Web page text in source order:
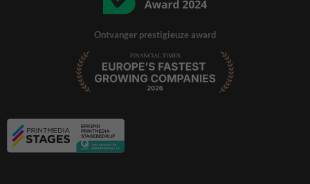
Ontvanger prestigieuze award